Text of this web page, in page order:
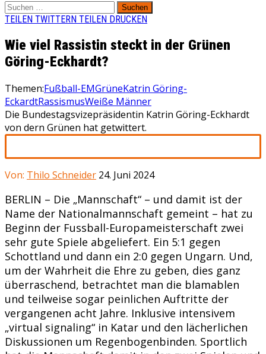
Suchen
nach:
TEILEN TWITTERN TEILEN DRUCKEN
Wie viel Rassistin steckt in der Grünen
Göring-Eckhardt?
Themen:Fußball-EMGrüneKatrin Göring-
EckardtRassismusWeiße Männer
Die Bundestagsvizepräsidentin Katrin Göring-Eckhardt
von dern Grünen hat getwittert.
Von: Thilo Schneider 24. Juni 2024
BERLIN – Die „Mannschaft“ – und damit ist der
Name der Nationalmannschaft gemeint – hat zu
Beginn der Fussball-Europameisterschaft zwei
sehr gute Spiele abgeliefert. Ein 5:1 gegen
Schottland und dann ein 2:0 gegen Ungarn. Und,
um der Wahrheit die Ehre zu geben, dies ganz
überraschend, betrachtet man die blamablen
und teilweise sogar peinlichen Auftritte der
vergangenen acht Jahre. Inklusive intensivem
„virtual signaling“ in Katar und den lächerlichen
Diskussionen um Regenbogenbinden. Sportlich